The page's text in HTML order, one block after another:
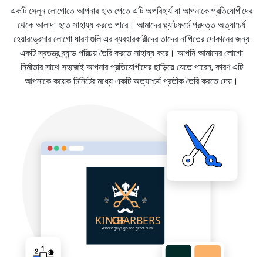
একটি সেলুন লোগোতে আপনার হাত পেতে এটি অপরিহার্য যা আপনাকে প্রতিযোগীদের
থেকে আলাদা হতে সাহায্য করতে পারে। আমাদের প্ল্যাটফর্মে প্রদত্ত অত্যাশ্চর্য
হেয়ারড্রেসার লোগো ধারণাগুলি এর ব্যবহারকারীদের তাদের নাপিতের দোকানের জন্য
একটি স্বতন্ত্র ব্র্যান্ড পরিচয় তৈরি করতে সাহায্য করে। আপনি আমাদেরলোগো
নির্মাতারসাথে সহজেই আপনার প্রতিযোগীদের ছাড়িয়ে যেতে পারেন, কারণ এটি
আপনাকে কয়েক মিনিটের মধ্যে একটি অত্যাশ্চর্য প্রতীক তৈরি করতে দেয়।